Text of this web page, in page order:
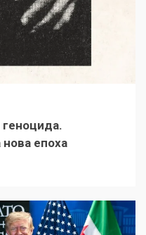
епоха